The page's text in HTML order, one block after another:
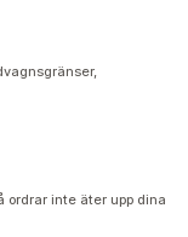
ordrar inte äter upp dina